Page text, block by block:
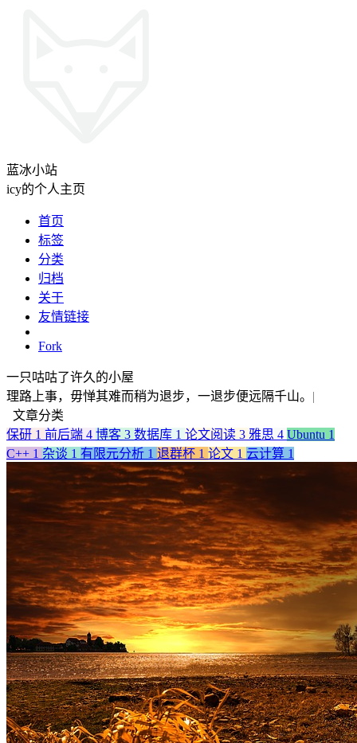
蓝冰小站
icy的个人主页
首页
标签
分类
归档
关于
友情链接
Fork
一只咕咕了许久的小屋
理路上事，毋惮其难而稍为退步，一退步便远隔千山。 |
文章分类
保研 1 前后端 4 博客 3 数据库 1 论文阅读 3 雅思 4 Ubuntu 1
C++ 1 杂谈 1 有限元分析 1 退群杯 1 论文 1 云计算 1